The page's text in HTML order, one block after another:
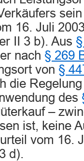
16. Juli
II 3 b). Aus
nach § 269
von §
die
des
–
ist, keine
vom 16.
d).